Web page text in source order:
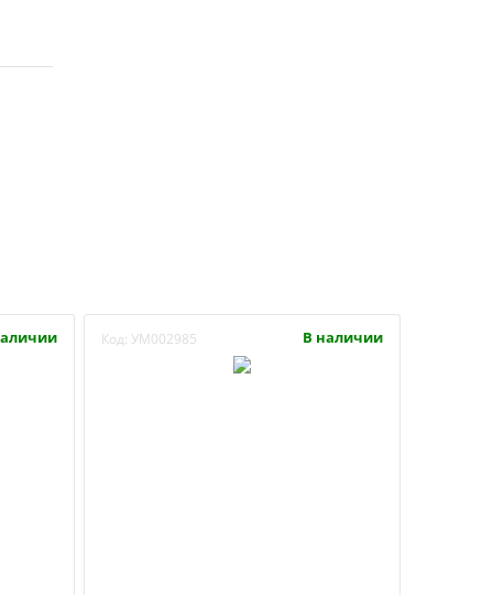
Код: УМ002985 В наличии